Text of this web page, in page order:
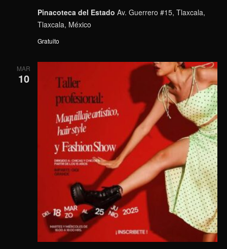
Pinacoteca del Estado Av. Guerrero #15, Tlaxcala,
Tlaxcala, México
Gratuito
MAR
10